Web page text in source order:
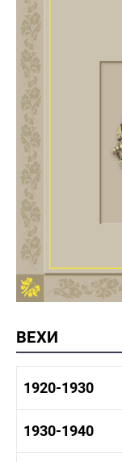
ВЕХИ
1920-1930
1920-1930
1920-1930
1930-1940